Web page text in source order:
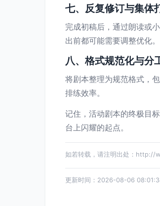
七、反复修订与集体
完成初稿后，通过朗读或
出前都可能需要调整优化。
八、格式规范化与分
将剧本整理为规范格式，
排练效率。
记住，活动剧本的终极目
台上闪耀的起点。
如若转载，请注明出处：
更新时间：2026-08-06